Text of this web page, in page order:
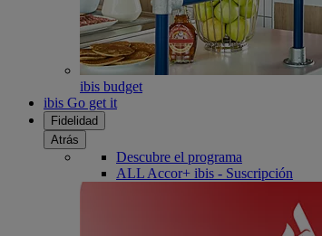
ibis budget
ibis Go get it
Fidelidad
Atrás
Descubre el programa
ALL Accor+ ibis - Suscripción